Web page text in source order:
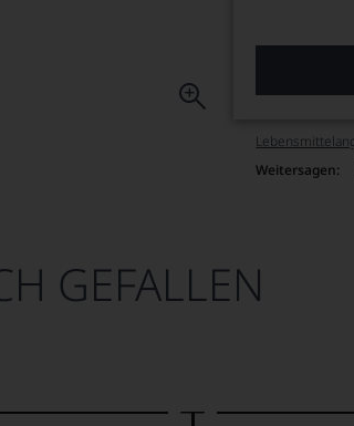
Weitersagen:
GEFALLEN